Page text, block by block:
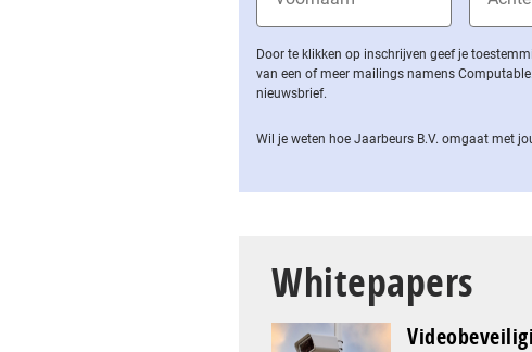
Door te klikken op inschrijven geef je
van een of meer mailings namens
nieuwsbrief.
Wil je weten hoe Jaarbeurs B.V. omgaat met
Whitepapers